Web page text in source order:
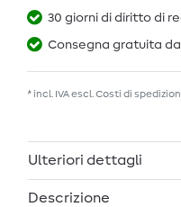
30 giorni di diritto di
Consegna gratuita
* incl. IVA escl. Costi di
Ulteriori dettagli
Descrizione